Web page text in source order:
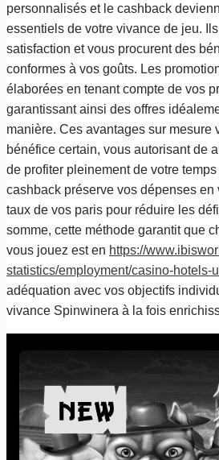
personnalisés et le cashback
essentiels de votre vivance de jeu.
satisfaction et vous procurent des
conformes à vos goûts. Les
élaborées en tenant compte de vos
garantissant ainsi des offres
manière. Ces avantages sur mesure
bénéfice certain, vous autorisant de
de profiter pleinement de votre
cashback préserve vos dépenses en
taux de vos paris pour réduire les
somme, cette méthode garantit que
vous jouez est en https://
statistics/employment/casino-hotels-
adéquation avec vos objectifs
vivance Spinwinera à la fois